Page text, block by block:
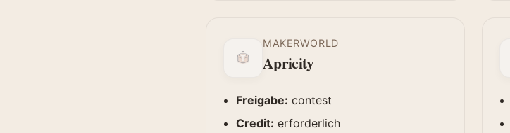
MAKERWORLD
Apricity
Freigabe: contest
Credit: erforderlich